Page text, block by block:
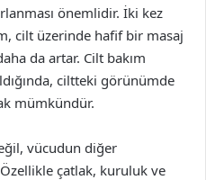
önemlidir. İki kez
cilt üzerinde hafif bir masaj
da artar. Cilt bakım
ciltteki görünümde
mümkündür.
vücudun diğer
çatlak, kuruluk ve